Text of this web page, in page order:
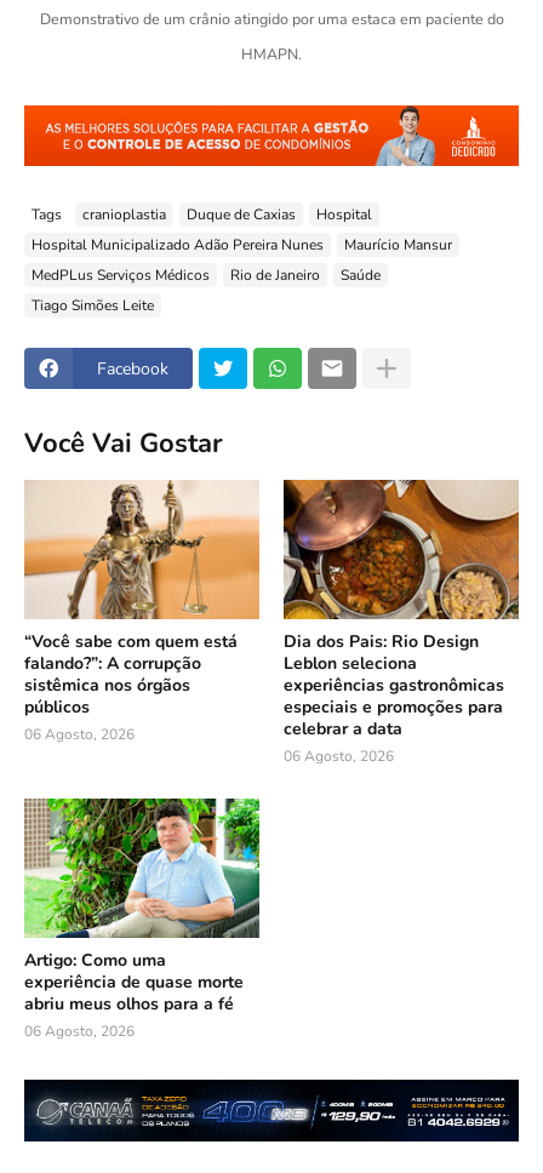
Demonstrativo de um crânio atingido por uma estaca em paciente do
HMAPN.
Tags cranioplastia Duque de Caxias
Hospital
Hospital Municipalizado Adão Pereira Nunes
Maurício Mansur
MedPLus Serviços Médicos
Rio de Janeiro
Saúde
Tiago Simões Leite
Facebook
Você Vai Gostar
“Você sabe com quem está
falando?”: A corrupção
sistêmica nos órgãos
públicos
06 Agosto, 2026
Dia dos Pais: Rio Design
Leblon seleciona
experiências gastronômicas
especiais e promoções para
celebrar a data
06 Agosto, 2026
Artigo: Como uma
experiência de quase morte
abriu meus olhos para a fé
06 Agosto, 2026